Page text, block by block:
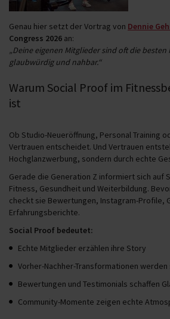
Genau hier setzt der Vortrag von Dennie
Congress 2026 an:
„Deine eigenen Mitglieder sind oft die
glaubwürdig und nahbar.“
Warum Social Proof im
ist
Ob Studio-Neueröffnung, Personal Training
Vertrauen entscheidet. Und Vertrauen
Hochglanzwerbung, sondern durch echte
Gerade die Generation Z informiert sich auf
Fitness, Gesundheit und Weiterbildung.
checkt sie Bewertungen, Instagram-Profile,
Erfahrungsberichte.
Social Proof bedeutet:
Echte Mitglieder erzählen ihre Story
Vorher-Nachher-Transformationen
Bewertungen und Testimonials schaffen
Community-Momente zeigen echte